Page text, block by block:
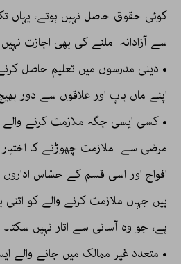
کوئی حقوق حاصل نہیں ہوتے، یہاں
سے آزادانہ ملنے کی بھی اجازت
• دینی مدرسوں میں تعلیم حاصل
اپنے ماں باپ اور علاقوں سے دور
• کسی ایسی جگہ ملازمت کرنے والے
مرضی سے ملازمت چھوڑنے کا اختیار
افواج اور اسی قسم کے حسّاس
ہیں جہاں ملازمت کرنے والے کو اتنی
ہے، جو وہ آسانی سے اتار نہیں سکتا۔
• متعدد غیر ممالک میں جانے والے